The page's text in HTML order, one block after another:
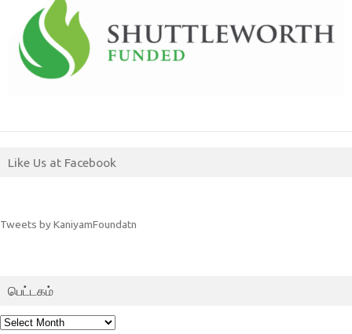
Like Us at Facebook
Tweets by KaniyamFoundatn
பெட்டகம்
பெட்டகம்